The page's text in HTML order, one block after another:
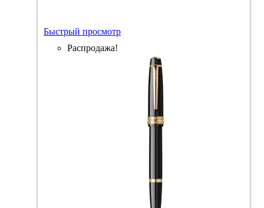
Быстрый просмотр
Распродажа!